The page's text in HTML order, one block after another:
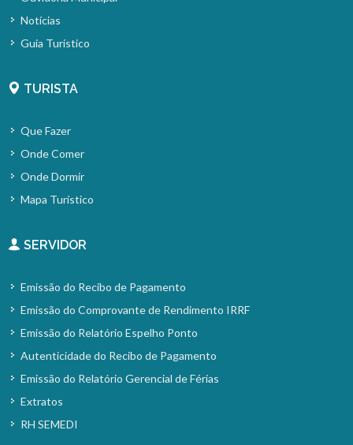
Notícias
Guia Turístico
TURISTA
Que Fazer
Onde Comer
Onde Dormir
Mapa Turístico
SERVIDOR
Emissão do Recibo de Pagamento
Emissão do Comprovante de Rendimento IRRF
Emissão do Relatório Espelho Ponto
Autenticidade do Recibo de Pagamento
Emissão do Relatório Gerencial de Férias
Extratos
RH SEMEDI